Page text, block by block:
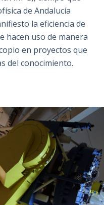
de Andalucía
la eficiencia de
hacen uso de manera
en proyectos que
del conocimiento.